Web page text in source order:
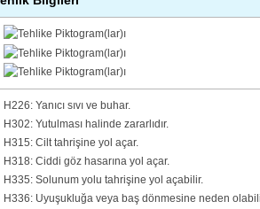
H226: Yanıcı sıvı ve buhar.
H302: Yutulması halinde zararlıdır.
H315: Cilt tahrişine yol açar.
H318: Ciddi göz hasarına yol açar.
H335: Solunum yolu tahrişine yol açabilir.
H336: Uyuşukluğa veya baş dönmesine neden